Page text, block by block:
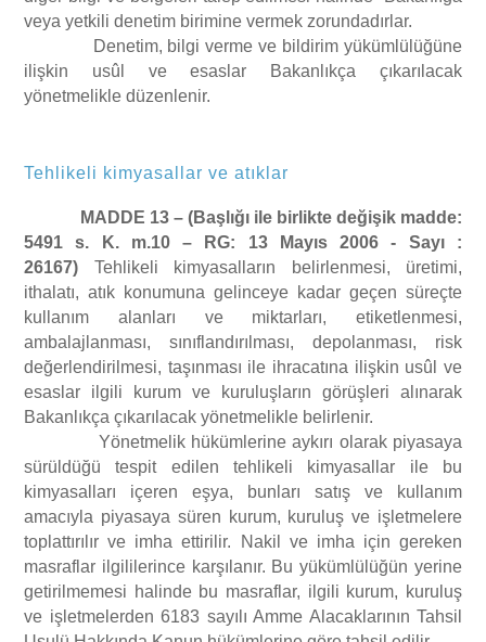
veya yetkili denetim birimine vermek zorundadırlar.
Denetim, bilgi verme ve bildirim yükümlülüğüne
ilişkin usûl ve esaslar Bakanlıkça çıkarılacak
yönetmelikle düzenlenir.
Tehlikeli kimyasallar ve atıklar
MADDE 13 – (Başlığı ile birlikte değişik madde:
5491 s. K. m.10 – RG: 13 Mayıs 2006 - Sayı :
26167) Tehlikeli kimyasalların belirlenmesi, üretimi,
ithalatı, atık konumuna gelinceye kadar geçen süreçte
kullanım alanları ve miktarları, etiketlenmesi,
ambalajlanması, sınıflandırılması, depolanması, risk
değerlendirilmesi, taşınması ile ihracatına ilişkin usûl ve
esaslar ilgili kurum ve kuruluşların görüşleri alınarak
Bakanlıkça çıkarılacak yönetmelikle belirlenir.
Yönetmelik hükümlerine aykırı olarak piyasaya
sürüldüğü tespit edilen tehlikeli kimyasallar ile bu
kimyasalları içeren eşya, bunları satış ve kullanım
amacıyla piyasaya süren kurum, kuruluş ve işletmelere
toplattırılır ve imha ettirilir. Nakil ve imha için gereken
masraflar ilgililerince karşılanır. Bu yükümlülüğün yerine
getirilmemesi halinde bu masraflar, ilgili kurum, kuruluş
ve işletmelerden 6183 sayılı Amme Alacaklarının Tahsil